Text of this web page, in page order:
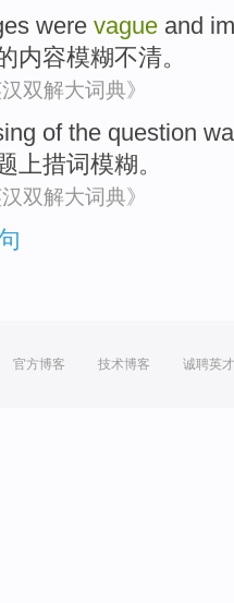
were vague and
内容模糊不清。
双解大词典》
of the question
上措词模糊。
双解大词典》
官方博客 技术博客 诚聘英才